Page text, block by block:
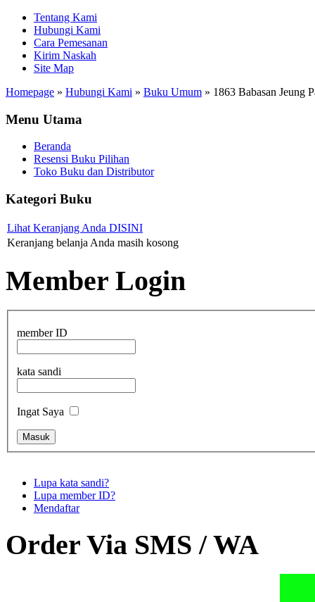
Tentang Kami
Hubungi Kami
Cara Pemesanan
Kirim Naskah
Site Map
Homepage » Hubungi Kami » Buku Umum » 1863 Babasan Jeung
Menu Utama
Beranda
Resensi Buku Pilihan
Toko Buku dan Distributor
Kategori Buku
Lihat Keranjang Anda DISINI
Keranjang belanja Anda masih kosong
Member Login
member ID
kata sandi
Ingat Saya
Lupa kata sandi?
Lupa member ID?
Mendaftar
Order Via SMS / WA